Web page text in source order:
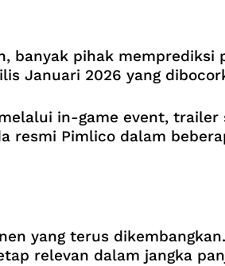
banyak pihak memprediksi
Januari 2026 yang
in-game event, trailer
resmi Pimlico dalam
yang terus
relevan dalam jangka